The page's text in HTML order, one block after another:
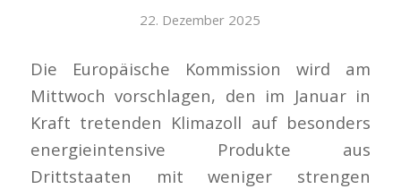
22. Dezember 2025
Die Europäische Kommission wird am
Mittwoch vorschlagen, den im Januar in
Kraft tretenden Klimazoll auf besonders
energieintensive Produkte aus
Drittstaaten mit weniger strengen